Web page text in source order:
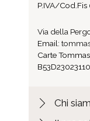
P.IVA/
Via della
Email:
Carte
Chi